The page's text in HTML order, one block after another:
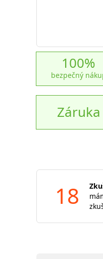
100%
bezpečný
Záruka
18